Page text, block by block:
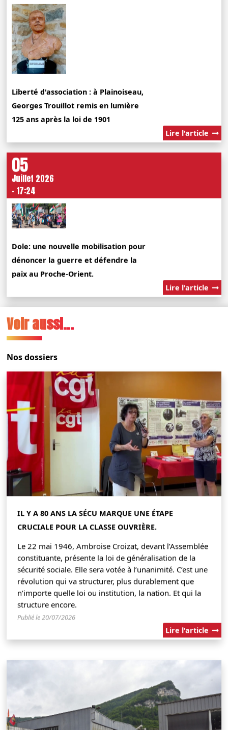
Liberté d'association : à Plainoiseau,
Georges Trouillot remis en lumière
125 ans après la loi de 1901
Lire l'article
05
Juillet 2026
- 17:24
Dole: une nouvelle mobilisation pour
dénoncer la guerre et défendre la
paix au Proche-Orient.
Lire l'article
Voir aussi...
Nos dossiers
IL Y A 80 ANS LA SÉCU MARQUE UNE ÉTAPE
CRUCIALE POUR LA CLASSE OUVRIÈRE.
Le 22 mai 1946, Ambroise Croizat, devant l’Assemblée
constituante, présente la loi de généralisation de la
sécurité sociale. Elle sera votée à l’unanimité. C’est une
révolution qui va structurer, plus durablement que
n’importe quelle loi ou institution, la nation. Et qui la
structure encore.
Publié le 20/07/2026
Lire l'article